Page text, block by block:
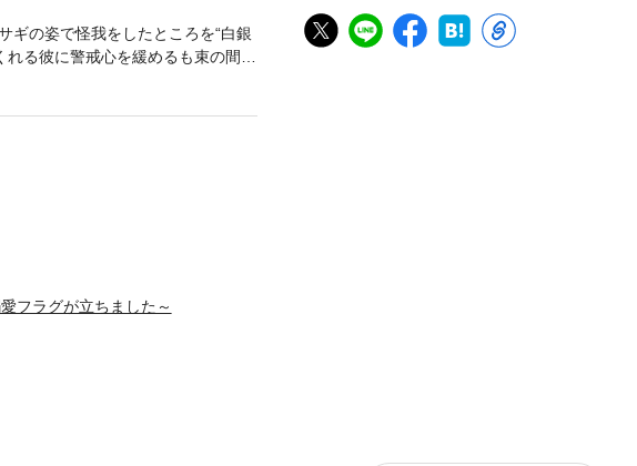
ギの姿で怪我をしたところを“白銀
る彼に警戒心を緩めるも束の間、
タガタ震えながら涙を流すミレイ
フラグが立ちました～